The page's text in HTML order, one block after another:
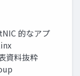
的なアプ
資料抜粋